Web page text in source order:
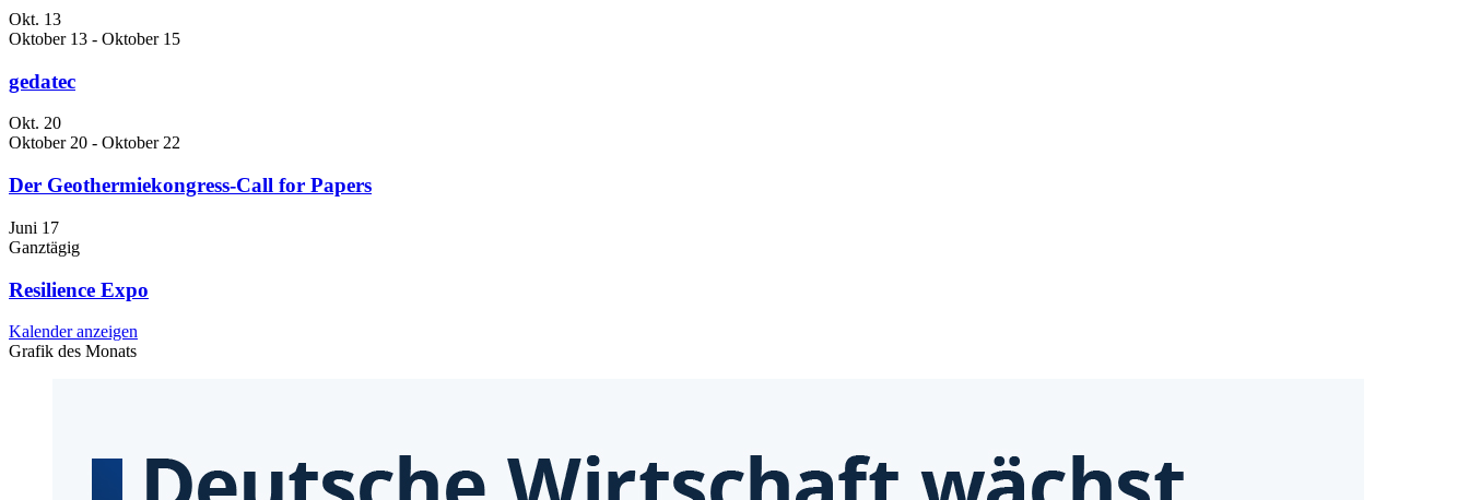
Okt. 13
Oktober 13 - Oktober 15
gedatec
Okt. 20
Oktober 20 - Oktober 22
Der Geothermiekongress-Call for Papers
Juni 17
Ganztägig
Resilience Expo
Kalender anzeigen
Grafik des Monats